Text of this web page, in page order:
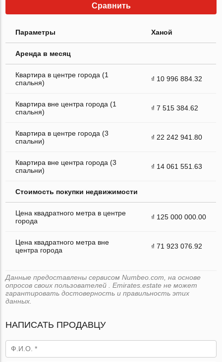
Сравнить
Параметры Ханой
Аренда в месяц
Квартира в центре города (1
спальня)
₫ 10 996 884.32
Квартира вне центра города (1
спальня)
₫ 7 515 384.62
Квартира в центре города (3
спальни)
₫ 22 242 941.80
Квартира вне центра города (3
спальни)
₫ 14 061 551.63
Стоимость покупки недвижимости
Цена квадратного метра в центре
города
₫ 125 000 000.00
Цена квадратного метра вне
центра города
₫ 71 923 076.92
Данные предоставлены сервисом Numbeo.com, на основе
опросов своих пользователей . Emirates.estate не может
гарантировать достоверность и правильность этих
данных.
НАПИСАТЬ ПРОДАВЦУ